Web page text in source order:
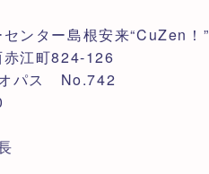
ンター島根安来“CuZen！”
江町824‐126
パス No.742